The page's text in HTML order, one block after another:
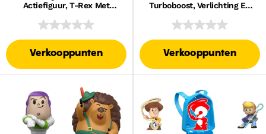
Actiefiguur, T-Rex Met
Verkooppunten
Turboboost, Verlichting En
Verkooppunten